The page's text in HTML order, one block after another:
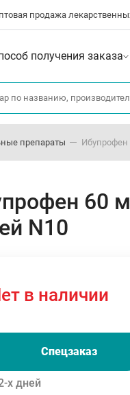
продажа
получения заказа
препараты Ибупрофен
60
N10
в наличии
Спецзаказ
х дней